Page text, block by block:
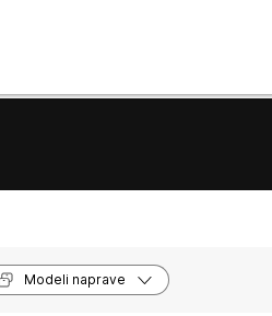
Modeli naprave